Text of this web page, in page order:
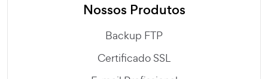
Nossos Produtos
Backup FTP
Certificado SSL